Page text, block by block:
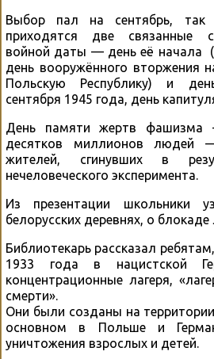
Выбор пал на сентябрь,
приходятся две связанные
войной даты — день её начала
день вооружённого вторжения
Польскую Республику) и
сентября 1945 года, день
День памяти жертв
десятков миллионов
жителей, сгинувших в
нечеловеческого эксперимента.
Из презентации школьники
белорусских деревнях, о блокаде
Библиотекарь рассказал
1933 года в нацистской
концентрационные лагеря,
смерти».
Они были созданы на
основном в Польше и
уничтожения взрослых и детей.